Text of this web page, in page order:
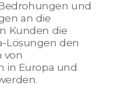
und
an die
Kunden die
Lösungen den
von
in Europa und